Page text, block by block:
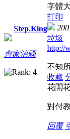
Step.King
齊家治國
字體
打印
垃圾
http://
不知
收藏
花開
對付
回覆